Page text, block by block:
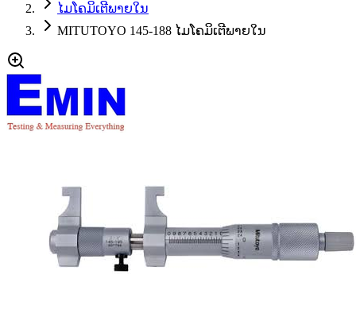
ໄມໂຄມິເຕີພາຍໃນ
MITUTOYO 145-188 ໄມໂຄມິເຕີພາຍໃນ